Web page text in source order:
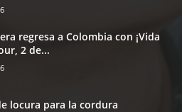
regresa a Colombia con ¡Vida
2 de...
locura para la cordura